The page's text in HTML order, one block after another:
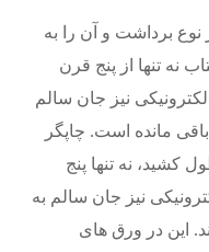
نوع برداشت و آن را به
نه تنها از پنج قرن
نیز جان سالم
مانده است. چاپگر
کشید، نه تنها پنج
نیز جان سالم به
این در ورق های